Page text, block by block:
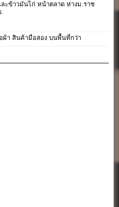
ละข้าวมันไก่ หน้าตลาด ห่างม.ราช
.
ผ้า สินค้ามือสอง บนพื้นที่กว่า